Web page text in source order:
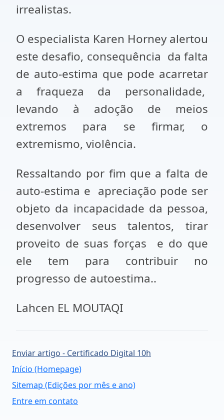
irrealistas.
O especialista Karen Horney alertou
este desafio, consequência da falta
de auto-estima que pode acarretar
a fraqueza da personalidade,
levando à adoção de meios
extremos para se firmar, o
extremismo, violência.
Ressaltando por fim que a falta de
auto-estima e apreciação pode ser
objeto da incapacidade da pessoa,
desenvolver seus talentos, tirar
proveito de suas forças e do que
ele tem para contribuir no
progresso de autoestima..
Lahcen EL MOUTAQI
Enviar artigo - Certificado Digital 10h
Início (Homepage)
Sitemap (Edições por mês e ano)
Entre em contato